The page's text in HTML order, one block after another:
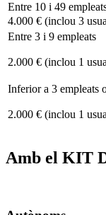
Entre 10 i 49
4.000 € (inclou 3
Entre 3 i 9 empleats
2.000 € (inclou 1
Inferior a 3 empleats
2.000 € (inclou 1
Amb el KIT